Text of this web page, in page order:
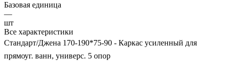
Базовая единица
—
шт
Все характеристики
Стандарт/Джена 170-190*75-90 - Каркас усиленный для
прямоуг. ванн, универс. 5 опор